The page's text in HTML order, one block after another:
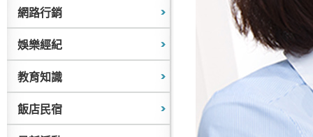
網路行銷
娛樂經紀
教育知識
飯店民宿